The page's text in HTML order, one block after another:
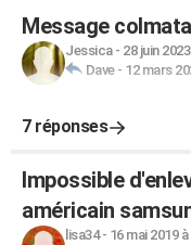
Message
Jessica- 28 juin
Dave- 12 mars
7 réponses
Impossible
américain
lisa34- 16 mai 2019 à